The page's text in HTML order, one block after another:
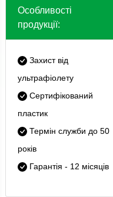
Особливості
продукції:
Захист від
ультрафіолету
Сертифікований
пластик
Термін служби до 50
років
Гарантія - 12 місяців